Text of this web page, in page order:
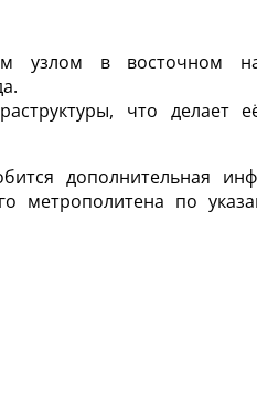
узлом в восточном
что делает
дополнительная
метрополитена по